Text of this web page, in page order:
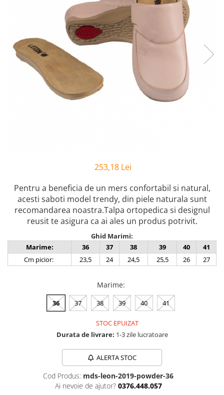
Dr. Feet
253,18 Lei
Pentru a beneficia de un mers confortabil si natural,
acesti saboti model trendy, din piele naturala sunt
recomandarea noastra.Talpa ortopedica si designul
reusit te asigura ca ai ales un produs potrivit.
Ghid Marimi:
Marime:
36 37 38 39 40
41
Cm picior:
23,5 24 24,5 25,5 26 27
Marime:
36 37 38 39 40 41
STOC EPUIZAT
Durata de livrare: 1-3 zile lucratoare
ALERTA STOC
Cod Produs: mds-leon-2019-powder-36
Ai nevoie de ajutor? 0376.448.057